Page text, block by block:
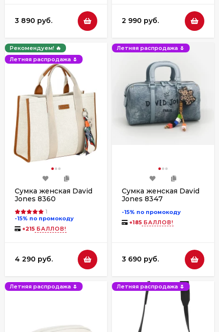
3 890 руб. 2 990 руб.
Рекомендуем! 🔥
Летняя распродажа 🌷
Сумка женская David
Jones 8360
1
-15% по промокоду
+215 БАЛЛОВ!
4 290 руб.
Летняя распродажа 🌷
Сумка женская David
Jones 8347
-15% по промокоду
+185 БАЛЛОВ!
3 690 руб.
Летняя распродажа 🌷 Летняя распродажа 🌷